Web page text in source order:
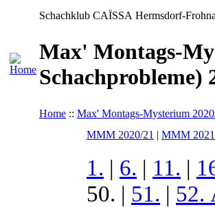
Schachklub CAÏSSA Hermsdorf-
Max' Montags-
Schachprobleme)
Home :: Max' Montags-Mysterium
MMM 2020/21 | MMM
1. | 6. | 11. |
50. | 51. | 52.